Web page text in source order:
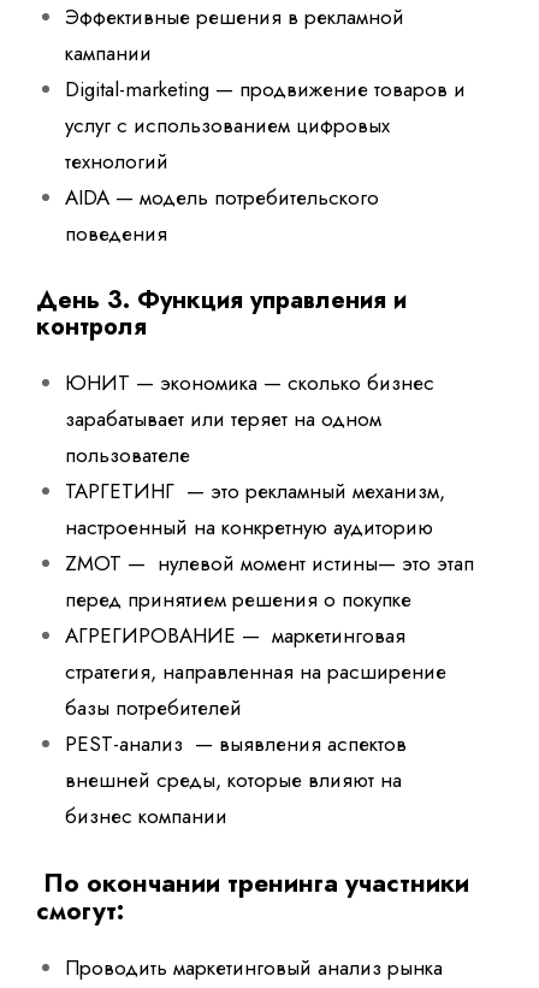
Эффективные решения в рекламной
кампании
Digital-marketing — продвижение товаров и
услуг с использованием цифровых
технологий
AIDA — модель потребительского
поведения
День 3. Функция управления и
контроля
ЮНИТ — экономика — сколько бизнес
зарабатывает или теряет на одном
пользователе
ТАРГЕТИНГ — это рекламный механизм,
настроенный на конкретную аудиторию
ZMOT — нулевой момент истины— это этап
перед принятием решения о покупке
АГРЕГИРОВАНИЕ — маркетинговая
стратегия, направленная на расширение
базы потребителей
PEST-анализ — выявления аспектов
внешней среды, которые влияют на
бизнес компании
По окончании тренинга участники
смогут:
Проводить маркетинговый анализ рынка